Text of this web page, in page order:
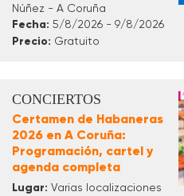
Núñez - A Coruña
Fecha: 5/8/2026 - 9/8/2026
Precio: Gratuito
CONCIERTOS
Certamen de Habaneras
2026 en A Coruña:
Programación, cartel y
agenda completa
Lugar: Varias localizaciones